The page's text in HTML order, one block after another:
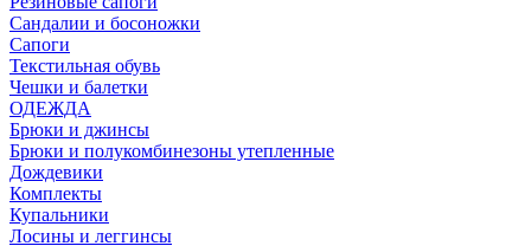
Сандалии и босоножки
Сапоги
Текстильная обувь
Чешки и балетки
ОДЕЖДА
Брюки и джинсы
Брюки и полукомбинезоны утепленные
Дождевики
Комплекты
Купальники
Лосины и леггинсы